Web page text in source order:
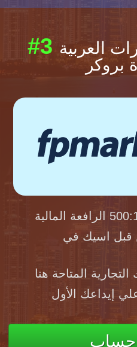
العربية
بروكر
قبل اسيك في
حساب